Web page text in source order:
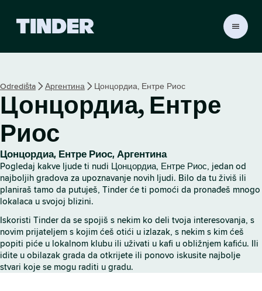
r
p
o
n
a
s
t
a
n
i
c
a
Odredišta Аргентина Цонцордиа, Ентре Риос
Цонцордиа, Ентре
Риос
Цонцордиа, Ентре Риос, Аргентина
Pogledaj kakve ljude ti nudi Цонцордиа, Ентре Риос, jedan od
najboljih gradova za upoznavanje novih ljudi. Bilo da tu živiš ili
planiraš tamo da putuješ, Tinder će ti pomoći da pronađeš mnogo
lokalaca u svojoj blizini.
Iskoristi Tinder da se spojiš s nekim ko deli tvoja interesovanja, s
novim prijateljem s kojim ćeš otići u izlazak, s nekim s kim ćeš
popiti piće u lokalnom klubu ili uživati u kafi u obližnjem kafiću. Ili
idite u obilazak grada da otkrijete ili ponovo iskusite najbolje
stvari koje se mogu raditi u gradu.